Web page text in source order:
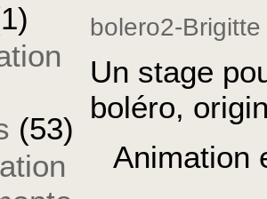
(53)
bolero2-
Un stage
boléro,
Animation